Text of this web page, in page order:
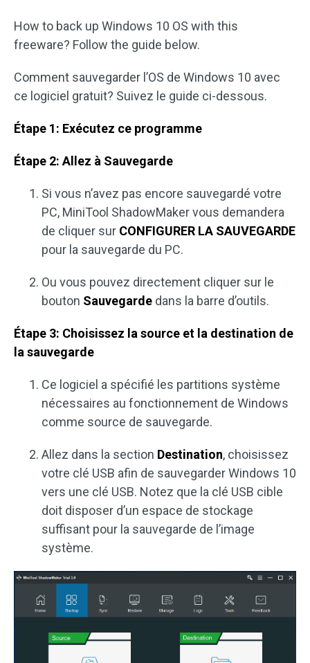
How to back up Windows 10 OS with this
freeware? Follow the guide below.
Comment sauvegarder l’OS de Windows 10 avec
ce logiciel gratuit? Suivez le guide ci-dessous.
Étape 1: Exécutez ce programme
Étape 2: Allez à Sauvegarde
Si vous n’avez pas encore sauvegardé votre
PC, MiniTool ShadowMaker vous demandera
de cliquer sur CONFIGURER LA SAUVEGARDE
pour la sauvegarde du PC.
Ou vous pouvez directement cliquer sur le
bouton Sauvegarde dans la barre d’outils.
Étape 3: Choisissez la source et la destination de
la sauvegarde
Ce logiciel a spécifié les partitions système
nécessaires au fonctionnement de Windows
comme source de sauvegarde.
Allez dans la section Destination, choisissez
votre clé USB afin de sauvegarder Windows 10
vers une clé USB. Notez que la clé USB cible
doit disposer d’un espace de stockage
suffisant pour la sauvegarde de l’image
système.